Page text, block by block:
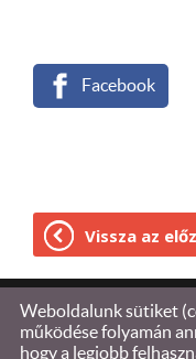
Facebook
Vissza az
© 2026
Weboldalunk sütiket
működése folyamán
hogy a legjobb